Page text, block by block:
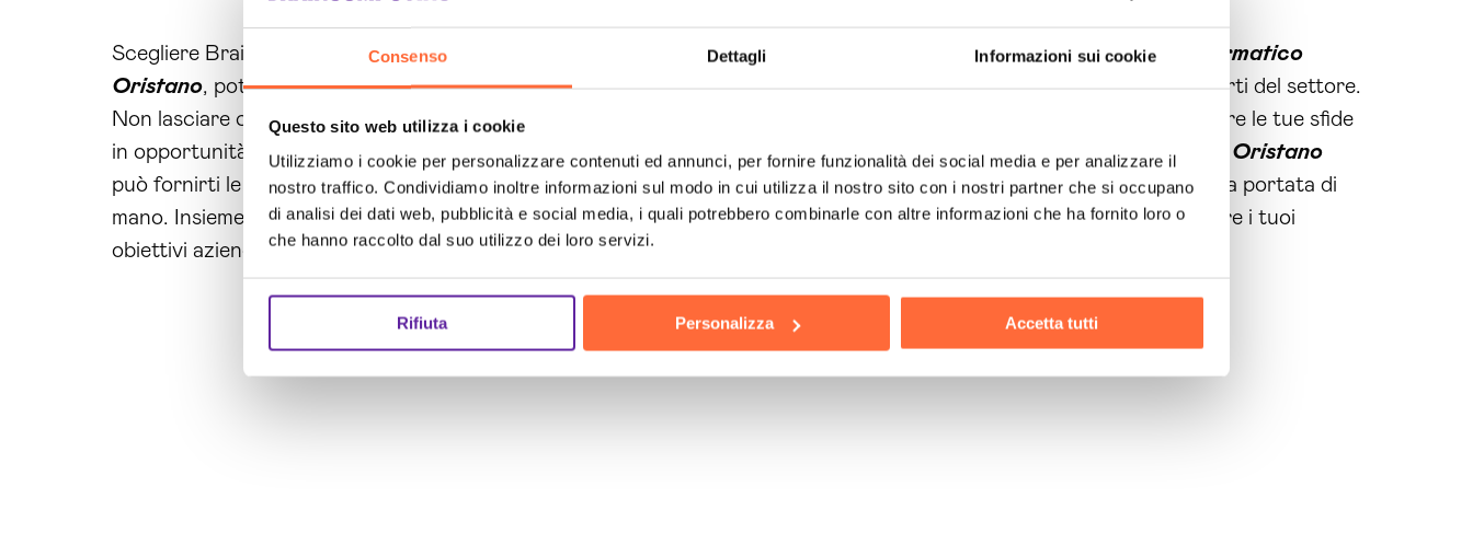
Consenso Dettagli Informazioni sui cookie
Questo sito web utilizza i cookie
Utilizziamo i cookie per personalizzare contenuti ed annunci, per fornire funzionalità dei social media e per analizzare il
nostro traffico. Condividiamo inoltre informazioni sul modo in cui utilizza il nostro sito con i nostri partner che si occupano
di analisi dei dati web, pubblicità e social media, i quali potrebbero combinarle con altre informazioni che ha fornito loro o
che hanno raccolto dal suo utilizzo dei loro servizi.
Rifiuta Personalizza Accetta tutti
Scegliere Brain Computing significa avere un partner affidabile al tuo fianco. Con il nostro servizio diconsulente informatico
Oristano, potrai affrontare le sfide tecnologiche con sicurezza e determinazione, sapendo di avere il supporto di esperti del settore.
Non lasciare che le difficoltà informatiche ostacolino la crescita della tua
. È il momento di agire e di trasformare le tue sfide
in opportunità. Contattaci subito per una consulenza personalizzata e scopri come il nostro consulente informatico Oristano
può fornirti le soluzioni di cui hai bisogno. Non aspettare oltre: un futuro tecnologico e prospero per la tuaazienda
è a portata di
mano. Insieme, possiamo costruire un piano strategico che risolverà le tue problematiche e ti permetterà di raggiungere i tuoi
obiettivi aziendali. Siamo qui per aiutarti a fare il passo decisivo verso il successo!